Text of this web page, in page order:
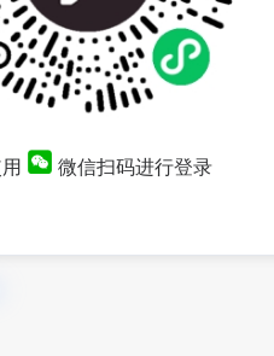
微信扫码进行登录